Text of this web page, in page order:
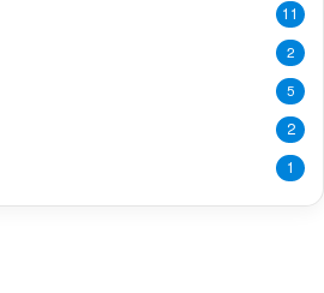
11
2
5
2
1